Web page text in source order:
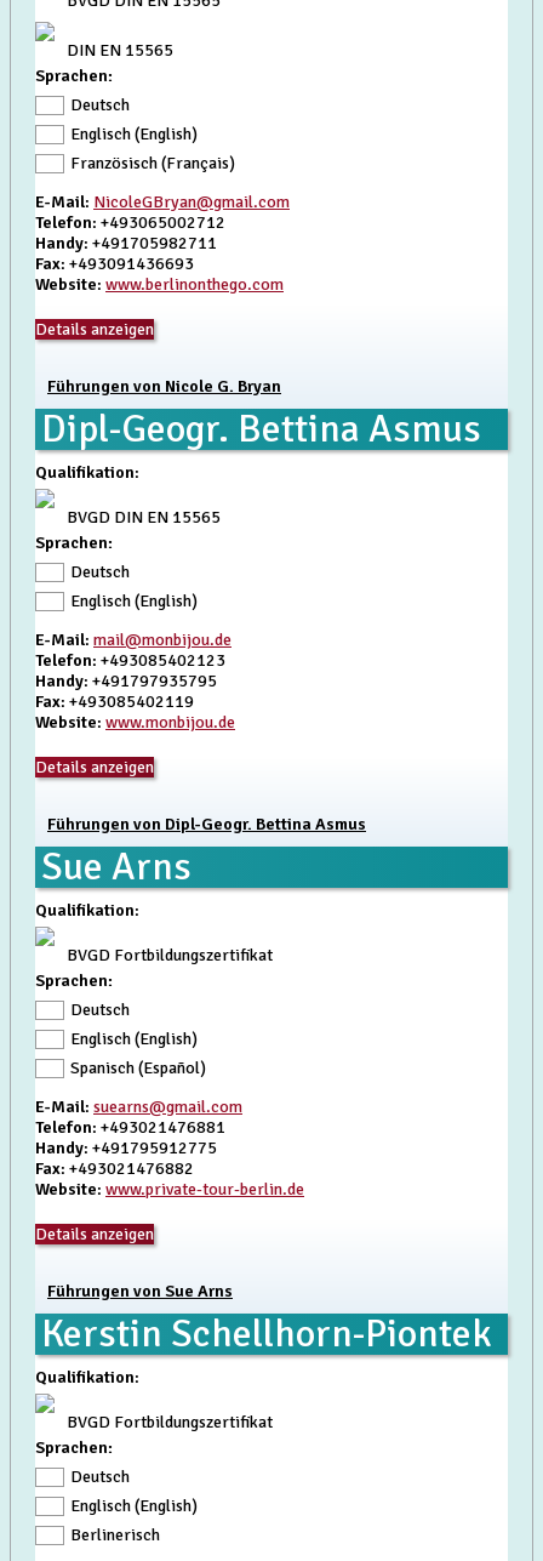
DIN EN 15565
Sprachen:
Deutsch
Englisch (English)
Französisch (Français)
E-Mail: NicoleGBryan@gmail.com
Telefon: +493065002712
Handy: +491705982711
Fax: +493091436693
Website: www.berlinonthego.com
Details anzeigen
Führungen von Nicole G. Bryan
Dipl-Geogr. Bettina Asmus
Qualifikation:
BVGD DIN EN 15565
Sprachen:
Deutsch
Englisch (English)
E-Mail: mail@monbijou.de
Telefon: +493085402123
Handy: +491797935795
Fax: +493085402119
Website: www.monbijou.de
Details anzeigen
Führungen von Dipl-Geogr. Bettina Asmus
Sue Arns
Qualifikation:
BVGD Fortbildungszertifikat
Sprachen:
Deutsch
Englisch (English)
Spanisch (Español)
E-Mail: suearns@gmail.com
Telefon: +493021476881
Handy: +491795912775
Fax: +493021476882
Website: www.private-tour-berlin.de
Details anzeigen
Führungen von Sue Arns
Kerstin Schellhorn-Piontek
Qualifikation:
BVGD Fortbildungszertifikat
Sprachen:
Deutsch
Englisch (English)
Berlinerisch